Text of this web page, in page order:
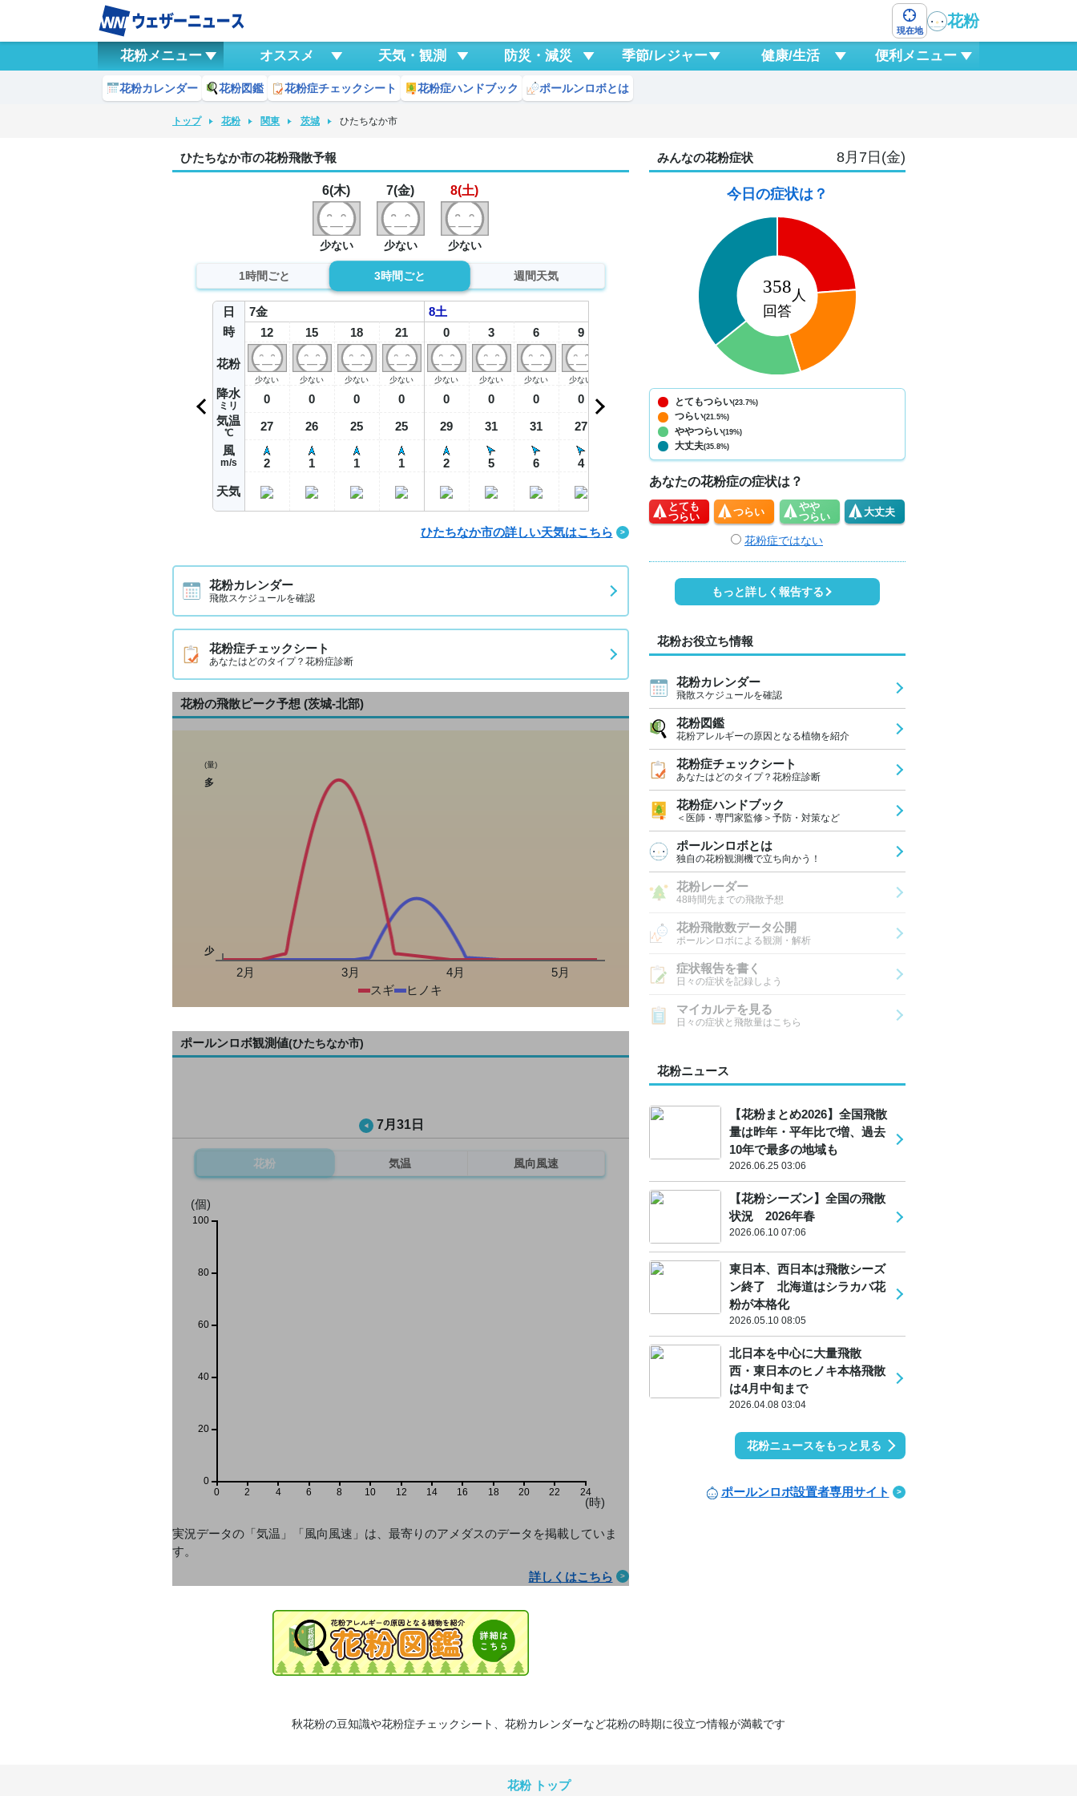
現在地
花粉
花粉メニュー オススメ 天気・観測 防災・減災 季節/レジャー 健康/生活 便利メニュー
花粉カレンダー 花粉図鑑 花粉症チェックシート 花粉症ハンドブック ポールンロボとは
トップ 花粉 関東 茨城 ひたちなか市
ひたちなか市の花粉飛散予報
6(木)
少ない
7(金)
少ない
8(土)
少ない
1時間ごと 3時間ごと 週間天気
日
時
花粉
降水
ミリ
気温
℃
風
m/s
天気
7金
12
少ない
0
27
2
15
少ない
0
26
1
18
少ない
0
25
1
21
少ない
0
25
1
8土
0
少ない
0
29
2
3
少ない
0
31
5
6
少ない
0
31
6
9
少ない
0
27
4
0
24
0
18
0
24
0
21
0
0
9
0
1
3
4 4
ひたちなか市の詳しい天気はこちら
花粉カレンダー
飛散スケジュールを確認
花粉症チェックシート
あなたはどのタイプ？花粉症診断
花粉の飛散ピーク予想 (茨城-北部)
(量)
多
少
2月 3月 4月
5月
スギ
ヒノキ
ポールンロボ観測値(ひたちなか市)
7月31日
花粉 気温 風向風速
0 2 4 6 8 10 12 14 16 18 20 22 24
(個)
(時)
0
20
40
60
80
100
実況データの「気温」「風向風速」は、最寄りのアメダスのデータを掲載していま
す。
詳しくはこちら
みんなの花粉症状 8月7日(金)
今日の症状は？
とてもつらい(23.7%)
つらい(21.5%)
ややつらい(19%)
大丈夫(35.8%)
あなたの花粉症の症状は？
とても
つらい
つらい
やや
つらい
大丈夫
花粉症ではない
もっと詳しく報告する
花粉お役立ち情報
花粉カレンダー
飛散スケジュールを確認
花粉図鑑
花粉アレルギーの原因となる植物を紹介
花粉症チェックシート
あなたはどのタイプ？花粉症診断
花粉症ハンドブック
＜医師・専門家監修＞予防・対策など
ポールンロボとは
独自の花粉観測機で立ち向かう！
花粉レーダー
48時間先までの飛散予想
花粉飛散数データ公開
ポールンロボによる観測・解析
症状報告を書く
日々の症状を記録しよう
マイカルテを見る
日々の症状と飛散量はこちら
花粉ニュース
【花粉まとめ2026】全国飛散
量は昨年・平年比で増、過去
10年で最多の地域も
2026.06.25 03:06
【花粉シーズン】全国の飛散
状況 2026年春
2026.06.10 07:06
東日本、西日本は飛散シーズ
ン終了 北海道はシラカバ花
粉が本格化
2026.05.10 08:05
北日本を中心に大量飛散
西・東日本のヒノキ本格飛散
は4月中旬まで
2026.04.08 03:04
花粉ニュースをもっと見る
ポールンロボ設置者専用サイト
秋花粉の豆知識や花粉症チェックシート、花粉カレンダーなど花粉の時期に役立つ情報が満載です
花粉 トップ